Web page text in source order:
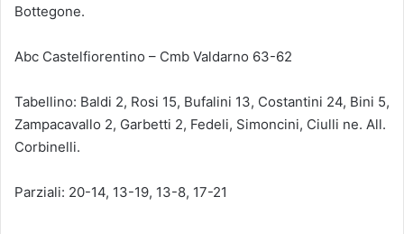
Bottegone.
Abc Castelfiorentino – Cmb Valdarno 63-62
Tabellino: Baldi 2, Rosi 15, Bufalini 13, Costantini 24, Bini 5,
Zampacavallo 2, Garbetti 2, Fedeli, Simoncini, Ciulli ne. All.
Corbinelli.
Parziali: 20-14, 13-19, 13-8, 17-21